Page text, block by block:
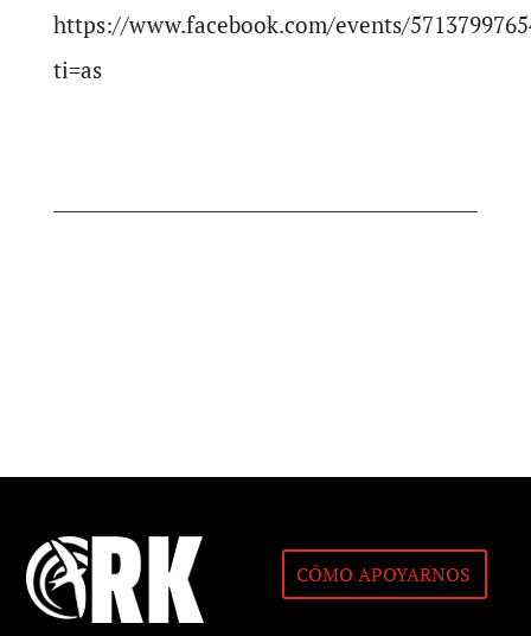
https://www.facebook.com/events/
ti=as
CÓMO APOYARNOS